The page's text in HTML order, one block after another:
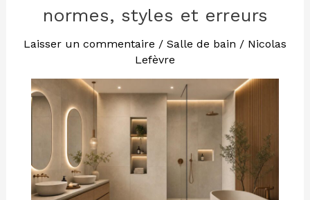
normes, styles et erreurs
Laisser un commentaire / Salle de bain / Nicolas
Lefèvre
bain
normes,
styles